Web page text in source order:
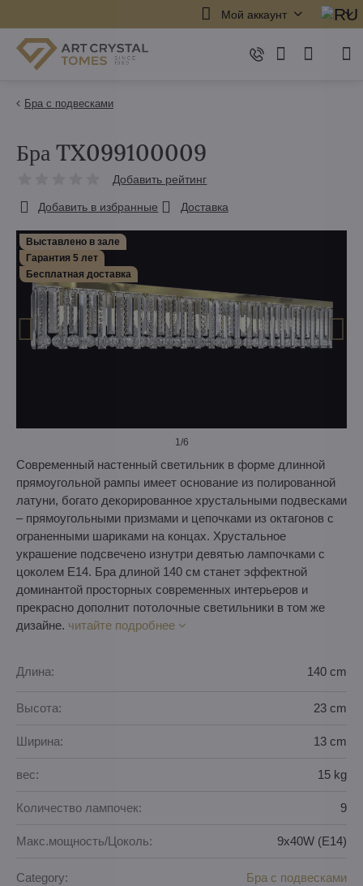
Мой аккаунт
Бра с подвесками
Выставлено в зале
Гарантия 5 лет
Бесплатная доставка
1 /6
Бра TX099100009
Добавить рейтинг
Добавить в избранные Доставка
Современный настенный светильник в форме длинной
прямоугольной рампы имеет основание из полированной
латуни, богато декорированное хрустальными подвесками
– прямоугольными призмами и цепочками из октагонов с
ограненными шариками на концах. Хрустальное
украшение подсвечено изнутри девятью лампочками с
цоколем E14. Бра длиной 140 см станет эффектной
доминантой просторных современных интерьеров и
прекрасно дополнит потолочные светильники в том же
дизайне. читайте подробнее
Длина: 140 cm
Высота: 23 cm
Ширина: 13 cm
вес: 15 kg
Количество лампочек: 9
Макс.мощность/Цоколь: 9x40W (E14)
Category: Бра с подвесками